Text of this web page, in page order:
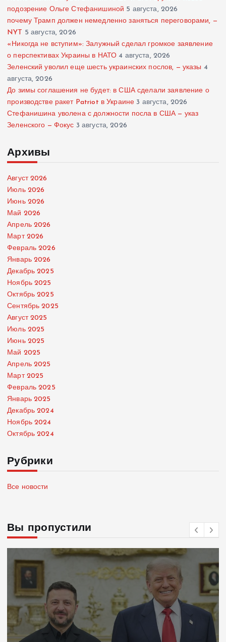
подозрение Ольге Стефанишиной 5 августа, 2026
почему Трамп должен немедленно заняться переговорами, —
NYT 5 августа, 2026
«Никогда не вступим»: Залужный сделал громкое заявление
о перспективах Украины в НАТО 4 августа, 2026
Зеленский уволил еще шесть украинских послов, — указы 4
августа, 2026
До зимы соглашения не будет: в США сделали заявление о
производстве ракет Patriot в Украине 3 августа, 2026
Стефанишина уволена с должности посла в США — указ
Зеленского — Фокус 3 августа, 2026
Архивы
Август 2026
Июль 2026
Июнь 2026
Май 2026
Апрель 2026
Март 2026
Февраль 2026
Январь 2026
Декабрь 2025
Ноябрь 2025
Октябрь 2025
Сентябрь 2025
Август 2025
Июль 2025
Июнь 2025
Май 2025
Апрель 2025
Март 2025
Февраль 2025
Январь 2025
Декабрь 2024
Ноябрь 2024
Октябрь 2024
Рубрики
Все новости
Вы пропустили